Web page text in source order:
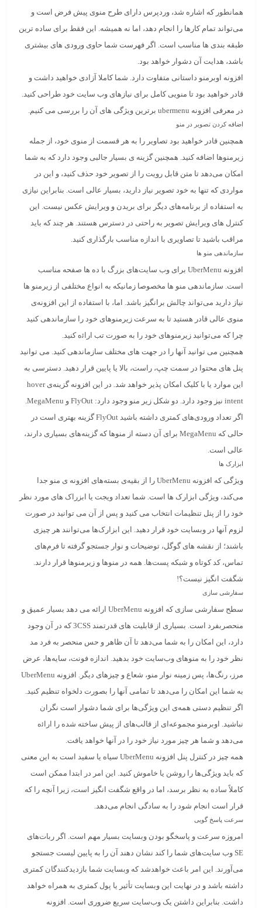
همانطور که اشاره شد، وردپرس دارای طرح منوی پیش فرض است و
می‌تواند تمام کارها را انجام دهد، اما نه همیشه. این فقط برای ساده‌ ترین
طبقه بندی‌ ها مناسب است. اگر فهرست شما حاوی ورودی‌ های بیشتری
باشد، هدایت آن دشوار خواهد بود.
افزونه اوبرمنو داستانی متفاوت دارد. شما کاملا آزادی خواهید داشت و
قادر خواهید بود تا منویی کامل برای نیازهای وب سایت خود طراحی کنید.
در معرفی افزونه ubermenu برترین ویژگی های آن را بررسی می کنیم.
اضافه کردن تصویر در منو
همچنین قادر خواهید بود تصاویر را به هر قسمت از منوی خود، از جمله
زیرمنوها اضافه کنید. همچنین گزینه‌ ی بسیار جالبی وجود دارد که به شما
امکان می‌دهد تا متن قابل رویت را از تصویر خود حذف کنید، و این در
مواردی که تنها به خود تصویر نیاز دارید، بسیار عالی است. بنابراین نیازی
به استفاده از برنامه‌های دیگر برای بریدن و ویرایش عکس نیست. این
کنترل‌ های ویرایش تصویر به راحتی در دسترس هستند. هر چند که باید
مراقب باشید تا تصاویری با اندازه مناسب بارگذاری کنید.
سازماندهی منو ها
افزونه UberMenu برای وب سایت‌های بزرگ با ده‌ ها صفحه مناسب
است. سازماندهی منو ها مخصوصا زمانیکه به انواع مختلفی از زیرمنو ها
نیاز دارید می‌تواند چالش برانگیز باشد. اما، با استفاده از این افزونه‌ی
منوی عالی قادر هستید تا به سرعت زیرمنوهای خود را سازماندهی کنید
چرا که می‌توانید زیرمنوهای خود را به صورت تب اراﺋه کنید.
همچنین می‌ توانید آنها را در جهت‌ های مختلف سازماندهی کنید. می‌ توانید
پنل‌ های محتوا در سمت چپ، راست، بالا یا پایین قرار دهید. دسترسی به
این موارد یا با کلیک امکان پذیر خواهد شد. در این افزونه گزینه‌ی hover
اگر تعداد ورودی‌های کمتری داشته باشید FlyOut گزینه بهتری است در
حالی که MegaMenu برای آن دسته از منوها که گزینه‌های بسیاری دارند،
عالی است.
ابزارک ها
ویژگی‌ که افزونه UberMenu را از بقیه‌ی بسته‌های افزونه‌ ی منو جدا
می‌کند، ویژگی ابزارک‌ ها است. شما تعداد ویجت یا ابزراک‌ های مورد نظر
خود را از پنل تنظیمات انتخاب می‌ کنید و پس از آن می‌ توانید در صورت
لزوم آنها در وبسایت خود قرار دهید. این ابزارک‌ها می‌توانند هر چیزی
باشند؛ از نقشه‌ های گوگل، توضیحات و نوار جستجو گرفته تا فرم‌های
تماس، کد کوتاه و شبکه پست‌ها. همه در منوها و زیرمنوها قرار دارند.
شگفت انگیز نیست؟!
سفارشی سازی
سطح سفارشی سازی که افزونه UberMenu ارائه می‌ دهد بسیار عمیق و
منحصربفرد است. بسیاری از قابلیت‌ های قدرتمند 3CSS که در آن وجود
دارد، این امکان را به شما می‌دهد تا آن ظاهر و حس منحصر به فرد مد
نظر خود را به منوهای وب‌سایت خود بدهید. اندازه فونت، سایه‌ها، عرض
مرز، رنگ‌ها، پس زمینه نوار منو، شعاع و چیزهای دیگر. افزونه UberMenu
به شما این امکان را می‌دهد تا تمامی ‌آنها را بصورت دلخواه تنظیم کنید.
اگر تنظیم دستی همه‌ی این ویژگی‌ها برای شما دشوار است نگران
نباشید. اوبرمنو مجموعه‌ای از قالب‌های از پیش ساخته شده را اراﺋه
می‌دهد و شما هر چیز مورد نیاز خود را در آنها خواهد یافت.
همه چیز در کنترل پنل افزونه UberMenu سیاه یا سفید است به این معنی
که باید ویژگی‌ها را روشن یا خاموش کنید. این امر در ابتدا ممکن است
کاملاً ساده به نظر برسد، اما در واقع شگفت انگیز است، زیرا آنچه را که
قرار است انجام شود را به سادگی انجام می‌دهد.
سرعت پاسخ گویی
امروزه سرعت و پاسخگو بودن وبسایت بسیار مهم است. اگر ربات‌های
SE وب سایت‌های شما را کند نشان دهند آن را به پایین لیست جستجو
می‌آورند. این امر باعث خواهدشد که وبسایت شما بازدیدکنندگان کمتری
داشته باشد و در نهایت این وبسایت تأثیر یا پول کمتری به همراه خواهد
داشت. بنابراین داشتن یک وب‌سایت سریع ضروری است. افزونه